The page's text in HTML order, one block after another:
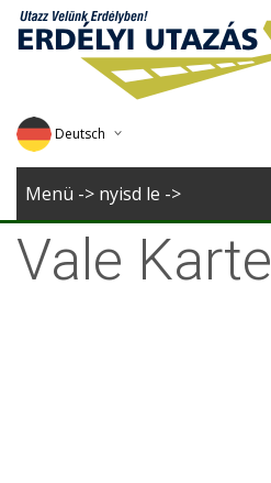
Deutsch
English
Magyar
Romana
Menü -> nyisd le ->
Vale Karte